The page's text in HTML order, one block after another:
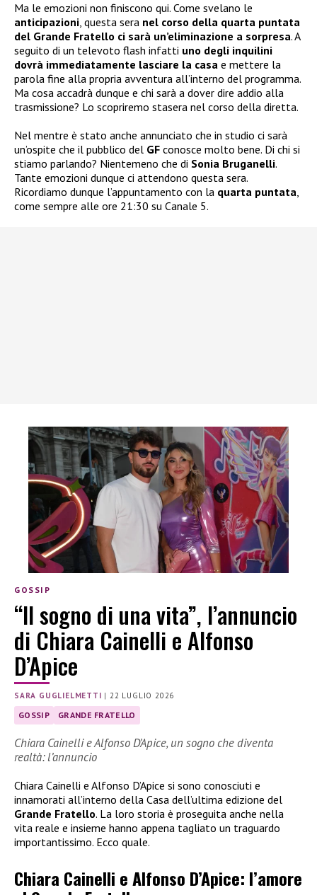
Ma le emozioni non finiscono qui. Come svelano le
anticipazioni, questa sera nel corso della quarta puntata
del Grande Fratello ci sarà un’eliminazione a sorpresa. A
seguito di un televoto flash infatti uno degli inquilini
dovrà immediatamente lasciare la casa e mettere la
parola fine alla propria avventura all’interno del programma.
Ma cosa accadrà dunque e chi sarà a dover dire addio alla
trasmissione? Lo scopriremo stasera nel corso della diretta.
Nel mentre è stato anche annunciato che in studio ci sarà
un’ospite che il pubblico del GF conosce molto bene. Di chi si
stiamo parlando? Nientemeno che di Sonia Bruganelli.
Tante emozioni dunque ci attendono questa sera.
Ricordiamo dunque l’appuntamento con la quarta puntata,
come sempre alle ore 21:30 su Canale 5.
GOSSIP
“Il sogno di una vita”, l’annuncio
di Chiara Cainelli e Alfonso
D’Apice
SARA GUGLIELMETTI | 22 LUGLIO 2026
GOSSIP GRANDE FRATELLO
Chiara Cainelli e Alfonso D’Apice, un sogno che diventa
realtà: l’annuncio
Chiara Cainelli e Alfonso D’Apice si sono conosciuti e
innamorati all’interno della Casa dell’ultima edizione del
Grande Fratello. La loro storia è proseguita anche nella
vita reale e insieme hanno appena tagliato un traguardo
importantissimo. Ecco quale.
Chiara Cainelli e Alfonso D’Apice: l’amore